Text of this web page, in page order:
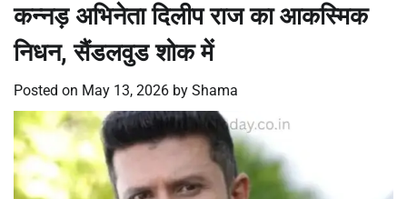
कन्नड़ अभिनेता दिलीप राज का आकस्मिक
निधन, सैंडलवुड शोक में
Posted on May 13, 2026 by Shama